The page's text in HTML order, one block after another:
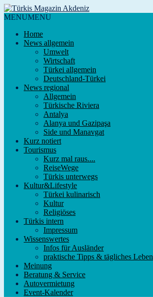
MENUMENU
Home
News allgemein
Umwelt
Wirtschaft
Türkei allgemein
Deutschland-Türkei
News regional
Allgemein
Türkische Riviera
Antalya
Alanya und Gazipaşa
Side und Manavgat
Kurz notiert
Tourismus
Kurz mal raus....
ReiseWege
Türkis unterwegs
Kultur&Lifestyle
Türkei kulinarisch
Kultur
Religiöses
Türkis intern
Impressum
Wissenswertes
Infos für Ausländer
praktische Tipps & tägliches Leben
Meinung
Beratung & Service
Autovermietung
Event-Kalender